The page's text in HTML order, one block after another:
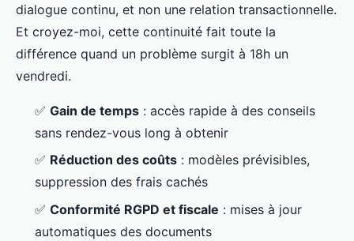
dialogue continu, et non une relation transactionnelle.
Et croyez-moi, cette continuité fait toute la
différence quand un problème surgit à 18h un
vendredi.
✅ Gain de temps : accès rapide à des conseils
sans rendez-vous long à obtenir
✅ Réduction des coûts : modèles prévisibles,
suppression des frais cachés
✅ Conformité RGPD et fiscale : mises à jour
automatiques des documents